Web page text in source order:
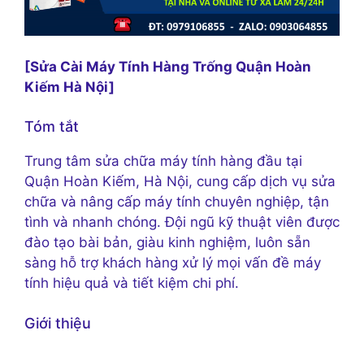
[Sửa Cài Máy Tính Hàng Trống Quận Hoàn
Kiếm Hà Nội]
Tóm tắt
Trung tâm sửa chữa máy tính hàng đầu tại
Quận Hoàn Kiếm, Hà Nội, cung cấp dịch vụ sửa
chữa và nâng cấp máy tính chuyên nghiệp, tận
tình và nhanh chóng. Đội ngũ kỹ thuật viên được
đào tạo bài bản, giàu kinh nghiệm, luôn sẵn
sàng hỗ trợ khách hàng xử lý mọi vấn đề máy
tính hiệu quả và tiết kiệm chi phí.
Giới thiệu